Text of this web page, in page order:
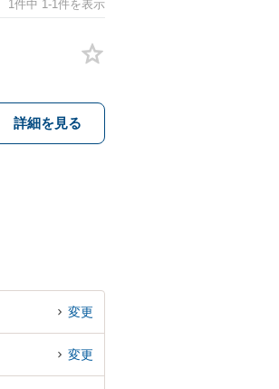
1件中 1-1件を表示
詳細を見る
変更
変更